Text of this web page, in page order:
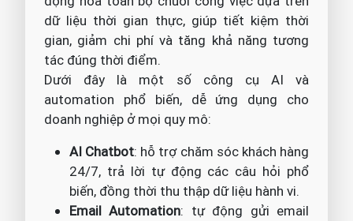
dữ liệu thời gian thực, giúp tiết kiệm thời
gian, giảm chi phí và tăng khả năng tương
tác đúng thời điểm.
Dưới đây là một số công cụ AI và
automation phổ biến, dễ ứng dụng cho
doanh nghiệp ở mọi quy mô:
AI Chatbot: hỗ trợ chăm sóc khách hàng
24/7, trả lời tự động các câu hỏi phổ
biến, đồng thời thu thập dữ liệu hành vi.
Email Automation: tự động gửi email